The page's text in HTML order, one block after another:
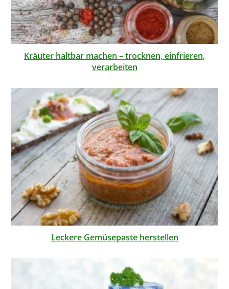
Kräuter haltbar machen – trocknen, einfrieren,
verarbeiten
Leckere Gemüsepaste herstellen